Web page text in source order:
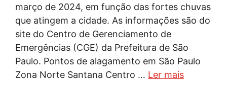
março de 2024, em função das fortes chuvas
que atingem a cidade. As informações são do
site do Centro de Gerenciamento de
Emergências (CGE) da Prefeitura de São
Paulo. Pontos de alagamento em São Paulo
Zona Norte Santana Centro … Ler mais